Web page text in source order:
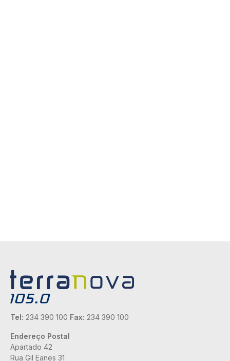
Tel: 234 390 100 Fax: 234 390 100
Endereço Postal
Apartado 42
Rua Gil Eanes 31